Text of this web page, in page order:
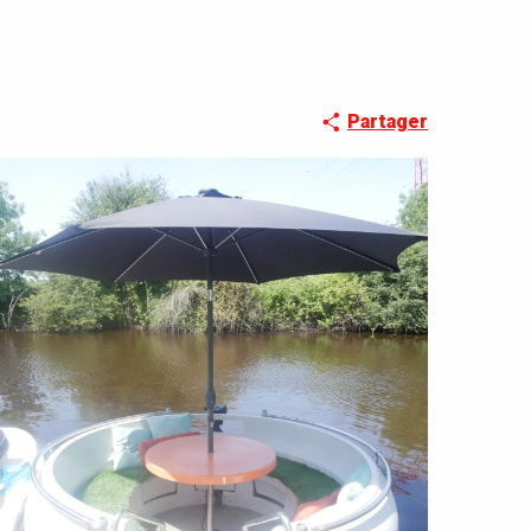
Partager